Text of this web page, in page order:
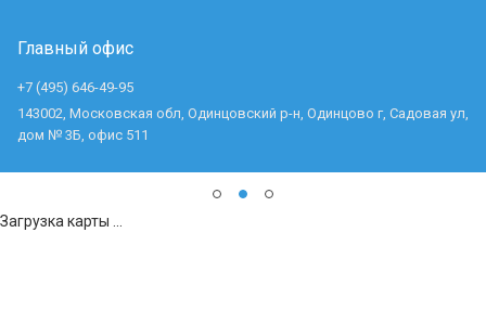
Главный офис
+7 (495) 646-49-95
143002, Московская обл, Одинцовский р-н, Одинцово г, Садовая ул,
дом № 3Б, офис 511
Загрузка карты ...